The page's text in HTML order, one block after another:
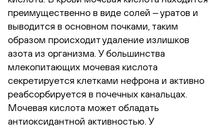
преимущественно в виде солей ‒ уратов и
выводится в основном почками, таким
образом происходит удаление излишков
азота из организма. У большинства
млекопитающих мочевая кислота
секретируется клетками нефрона и активно
реабсорбируется в почечных канальцах.
Мочевая кислота может обладать
антиоксидантной активностью. У